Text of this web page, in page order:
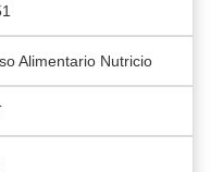
Alimentario Nutricio